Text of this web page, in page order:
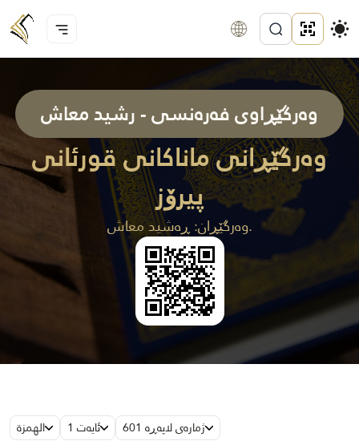
وەرگێڕاوی فەرەنسی - رشید معاش
وەرگێڕانی ماناکانی قورئانی
پیرۆز
وەرگێڕان: ڕەشيد معاش.
الهمزة ئایەت 1 ژمارەی لاپەڕە 601